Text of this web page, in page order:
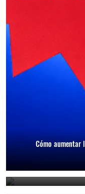
Cómo aumentar
Cómo reducir la